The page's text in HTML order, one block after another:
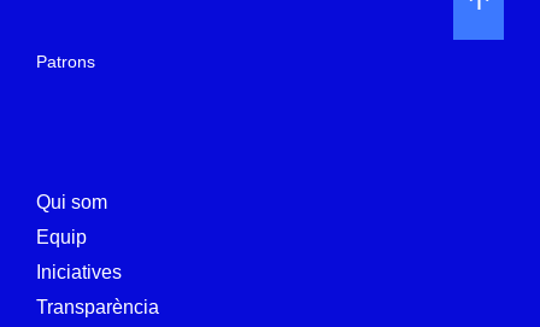
Patrons
Qui som
Equip
Iniciatives
Transparència